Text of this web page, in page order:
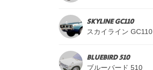
SKYLINE GC110
スカイライン GC110
BLUEBIRD 510
ブルーバード 510